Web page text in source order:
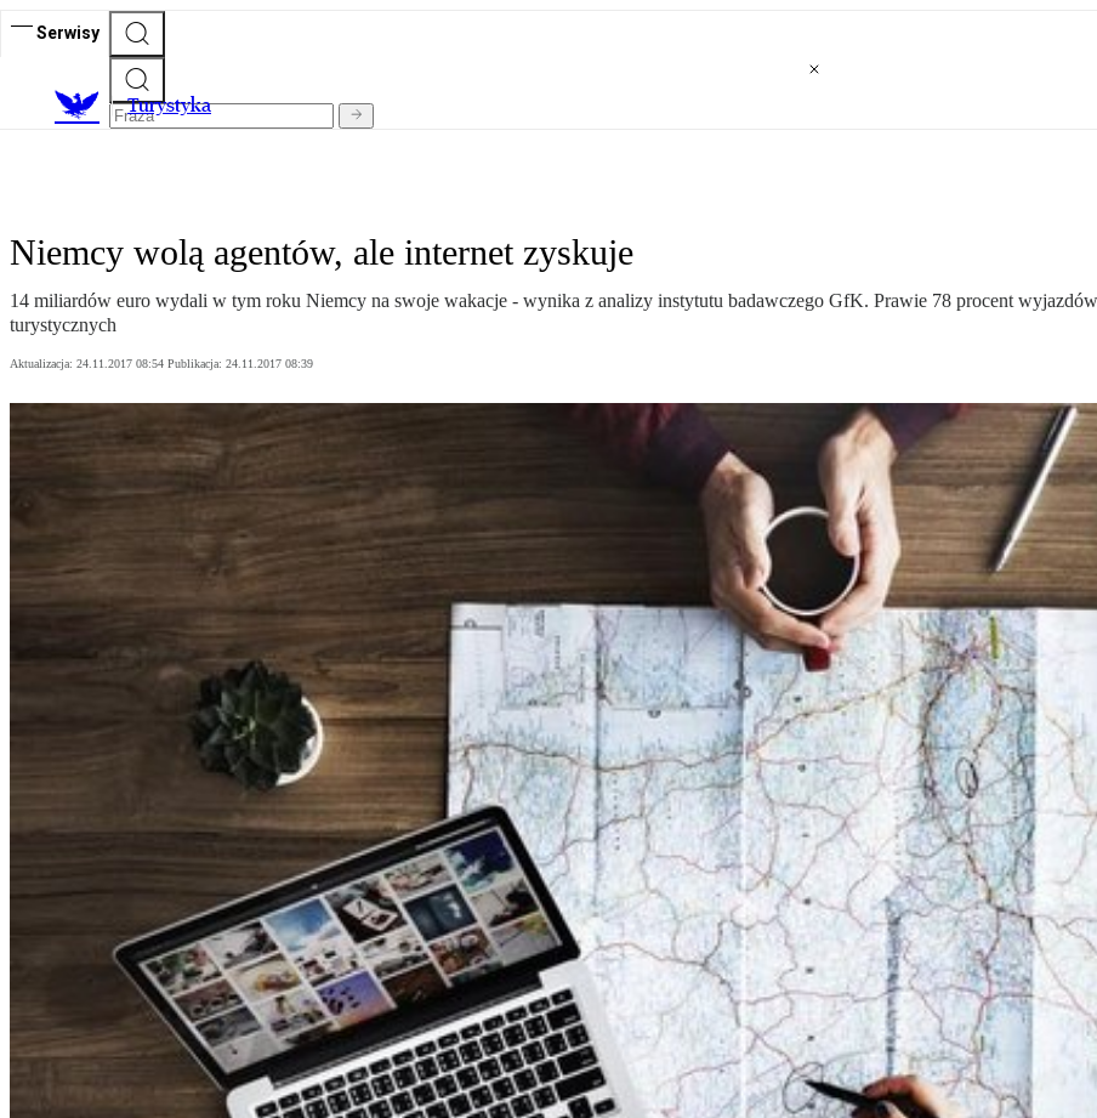
Serwisy
Turystyka
Niemcy wolą agentów, ale internet zyskuje
14 miliardów euro wydali w tym roku Niemcy na swoje wakacje - wynika z analizy instytutu badawczego GfK. Prawie 78 procent
turystycznych
Aktualizacja: 24.11.2017 08:54 Publikacja: 24.11.2017 08:39